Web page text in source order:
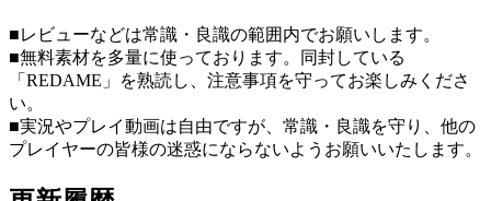
■レビューなどは常識・良識の範囲内でお願いします。
■無料素材を多量に使っております。同封している
「REDAME」を熟読し、注意事項を守ってお楽しみくださ
い。
■実況やプレイ動画は自由ですが、常識・良識を守り、他の
プレイヤーの皆様の迷惑にならないようお願いいたします。